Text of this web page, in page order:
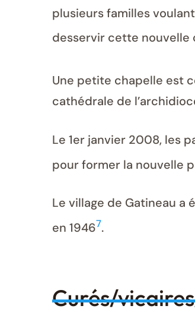
plusieurs familles
desservir cette nouvelle
Une petite chapelle est
cathédrale de
Le 1er janvier 2008, les
pour former la nouvelle
Le village de Gatineau a
en 19467.
Curés/